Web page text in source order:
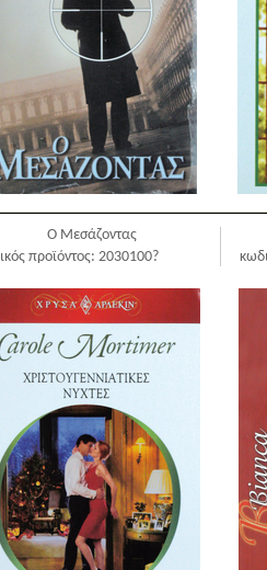
Ο Μεσάζοντας
προϊόντος: 2030100?